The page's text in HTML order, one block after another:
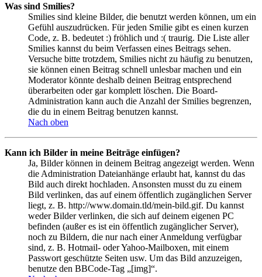
Was sind Smilies?
Smilies sind kleine Bilder, die benutzt werden können, um ein
Gefühl auszudrücken. Für jeden Smilie gibt es einen kurzen
Code, z. B. bedeutet :) fröhlich und :( traurig. Die Liste aller
Smilies kannst du beim Verfassen eines Beitrags sehen.
Versuche bitte trotzdem, Smilies nicht zu häufig zu benutzen,
sie können einen Beitrag schnell unlesbar machen und ein
Moderator könnte deshalb deinen Beitrag entsprechend
überarbeiten oder gar komplett löschen. Die Board-
Administration kann auch die Anzahl der Smilies begrenzen,
die du in einem Beitrag benutzen kannst.
Nach oben
Kann ich Bilder in meine Beiträge einfügen?
Ja, Bilder können in deinem Beitrag angezeigt werden. Wenn
die Administration Dateianhänge erlaubt hat, kannst du das
Bild auch direkt hochladen. Ansonsten musst du zu einem
Bild verlinken, das auf einem öffentlich zugänglichen Server
liegt, z. B. http://www.domain.tld/mein-bild.gif. Du kannst
weder Bilder verlinken, die sich auf deinem eigenen PC
befinden (außer es ist ein öffentlich zugänglicher Server),
noch zu Bildern, die nur nach einer Anmeldung verfügbar
sind, z. B. Hotmail- oder Yahoo-Mailboxen, mit einem
Passwort geschützte Seiten usw. Um das Bild anzuzeigen,
benutze den BBCode-Tag „[img]“.